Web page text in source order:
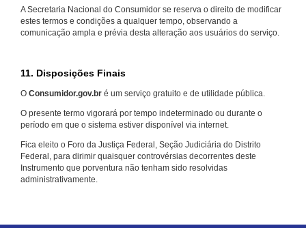
A Secretaria Nacional do Consumidor se reserva o direito de modificar
estes termos e condições a qualquer tempo, observando a
comunicação ampla e prévia desta alteração aos usuários do serviço.
11. Disposições Finais
O Consumidor.gov.br é um serviço gratuito e de utilidade pública.
O presente termo vigorará por tempo indeterminado ou durante o
período em que o sistema estiver disponível via internet.
Fica eleito o Foro da Justiça Federal, Seção Judiciária do Distrito
Federal, para dirimir quaisquer controvérsias decorrentes deste
Instrumento que porventura não tenham sido resolvidas
administrativamente.